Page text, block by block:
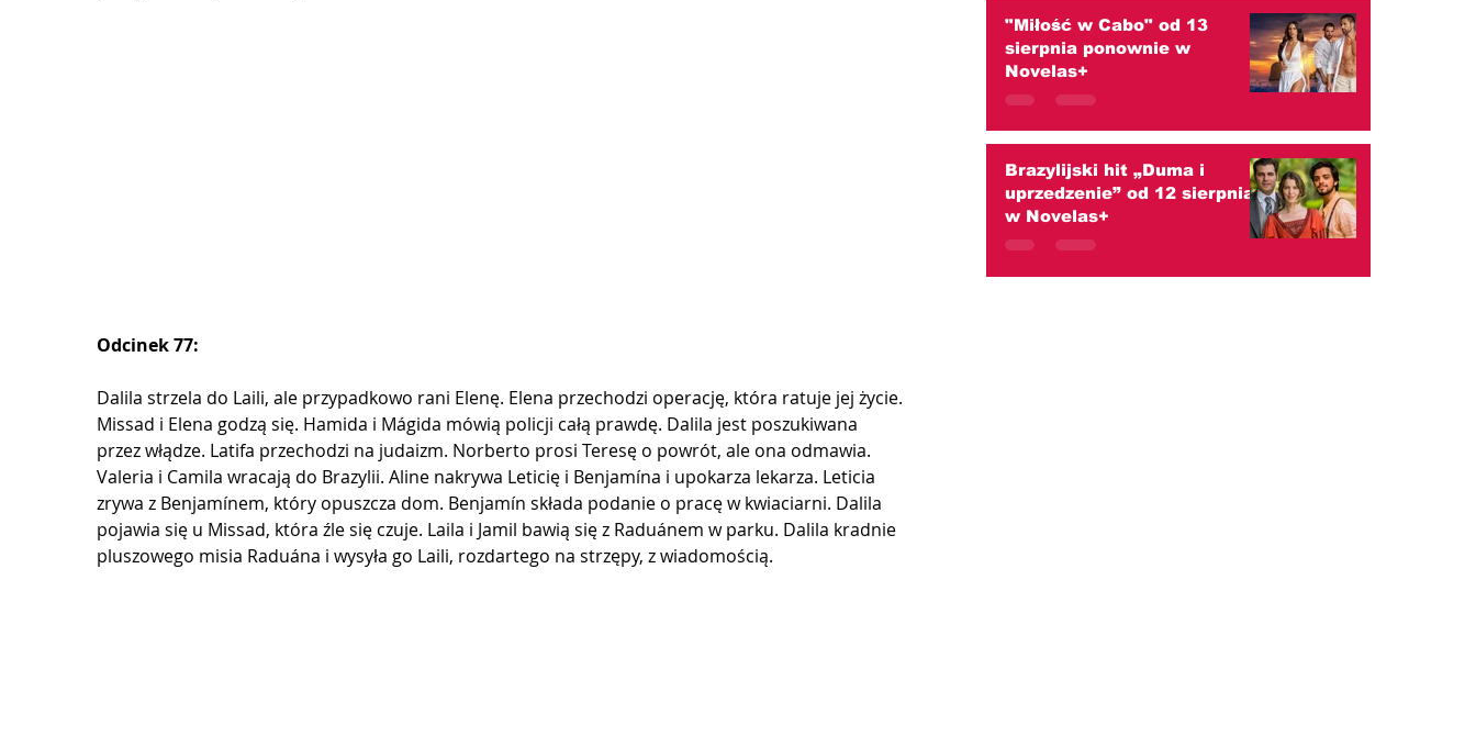
Odcinek 77:
Dalila strzela do Laili, ale przypadkowo rani Elenę. Elena przechodzi operację, która ratuje jej życie.
Missad i Elena godzą się. Hamida i Mágida mówią policji całą prawdę. Dalila jest poszukiwana
przez włądze. Latifa przechodzi na judaizm. Norberto prosi Teresę o powrót, ale ona odmawia.
Valeria i Camila wracają do Brazylii. Aline nakrywa Leticię i Benjamína i upokarza lekarza. Leticia
zrywa z Benjamínem, który opuszcza dom. Benjamín składa podanie o pracę w kwiaciarni. Dalila
pojawia się u Missad, która źle się czuje. Laila i Jamil bawią się z Raduánem w parku. Dalila kradnie
pluszowego misia Raduána i wysyła go Laili, rozdartego na strzępy, z wiadomością.
"Miłość w Cabo" od 13
sierpnia ponownie w
Novelas+
Brazylijski hit „Duma i
uprzedzenie” od 12 sierpnia
w Novelas+